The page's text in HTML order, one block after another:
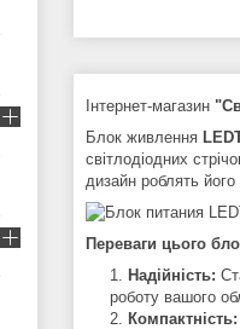
Інтернет-магазин
Блок живлення
світлодіодних
дизайн роблять
Переваги цього
Надійність:
роботу вашого
Компактність: